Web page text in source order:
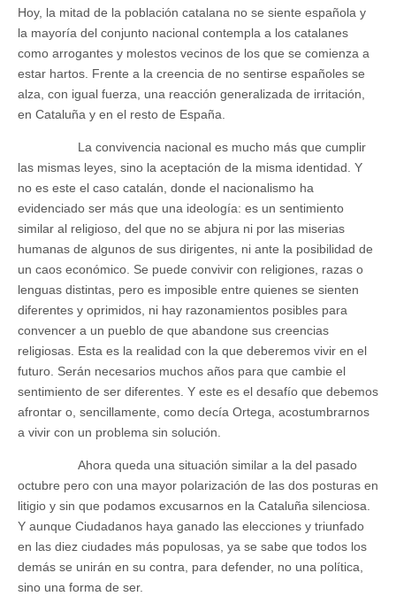
Hoy, la mitad de la población catalana no se siente española y
la mayoría del conjunto nacional contempla a los catalanes
como arrogantes y molestos vecinos de los que se comienza a
estar hartos. Frente a la creencia de no sentirse españoles se
alza, con igual fuerza, una reacción generalizada de irritación,
en Cataluña y en el resto de España.
La convivencia nacional es mucho más que cumplir
las mismas leyes, sino la aceptación de la misma identidad. Y
no es este el caso catalán, donde el nacionalismo ha
evidenciado ser más que una ideología: es un sentimiento
similar al religioso, del que no se abjura ni por las miserias
humanas de algunos de sus dirigentes, ni ante la posibilidad de
un caos económico. Se puede convivir con religiones, razas o
lenguas distintas, pero es imposible entre quienes se sienten
diferentes y oprimidos, ni hay razonamientos posibles para
convencer a un pueblo de que abandone sus creencias
religiosas. Esta es la realidad con la que deberemos vivir en el
futuro. Serán necesarios muchos años para que cambie el
sentimiento de ser diferentes. Y este es el desafío que debemos
afrontar o, sencillamente, como decía Ortega, acostumbrarnos
a vivir con un problema sin solución.
Ahora queda una situación similar a la del pasado
octubre pero con una mayor polarización de las dos posturas en
litigio y sin que podamos excusarnos en la Cataluña silenciosa.
Y aunque Ciudadanos haya ganado las elecciones y triunfado
en las diez ciudades más populosas, ya se sabe que todos los
demás se unirán en su contra, para defender, no una política,
sino una forma de ser.